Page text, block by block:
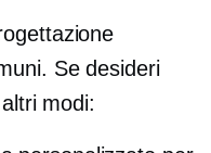
Se desideri
modi: